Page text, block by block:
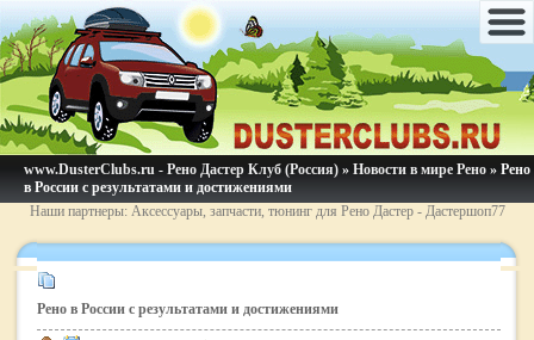
www.DusterClubs.ru - Рено Дастер Клуб (Россия) » Новости в мире Рено » Рено
в России с результатами и достижениями
Наши партнеры: Аксессуары, запчасти, тюнинг для Рено Дастер - Дастершоп77
Рено в России с результатами и достижениями